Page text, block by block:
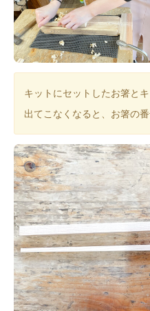
キットにセットしたお箸と
出てこなくなると、お箸の